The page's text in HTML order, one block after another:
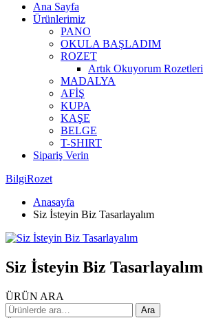
Ana Sayfa
Ürünlerimiz
PANO
OKULA BAŞLADIM
ROZET
Artık Okuyorum Rozetleri
MADALYA
AFİŞ
KUPA
KAŞE
BELGE
T-SHIRT
Sipariş Verin
BilgiRozet
Anasayfa
Siz İsteyin Biz Tasarlayalım
Siz İsteyin Biz Tasarlayalım
ÜRÜN ARA
Ara:
Ara